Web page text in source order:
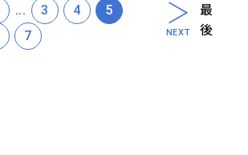
... 3 4
5
7
最
後